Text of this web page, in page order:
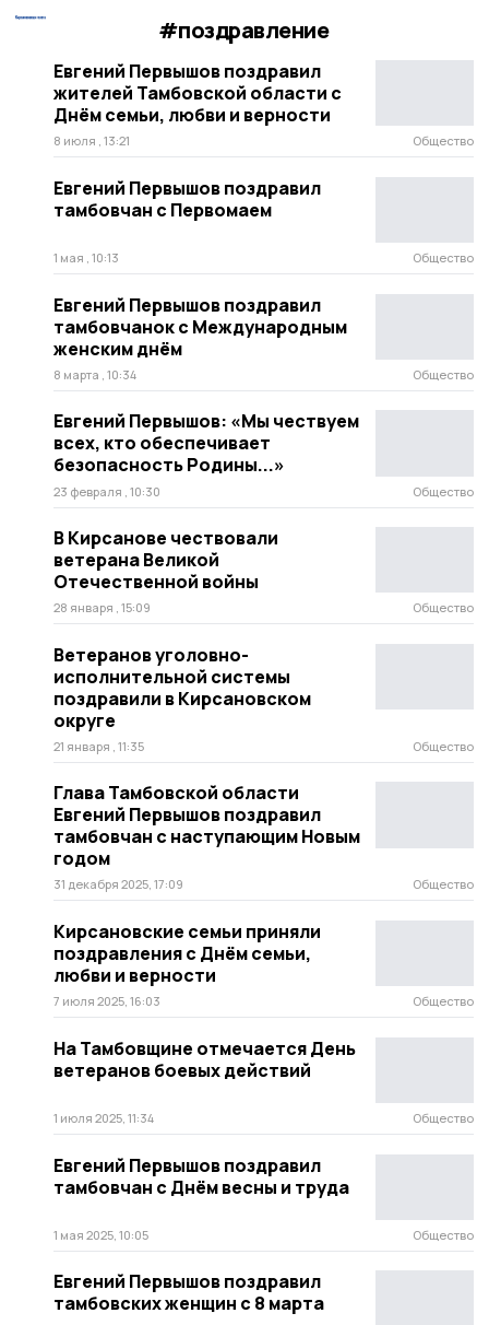
#поздравление
Евгений Первышов поздравил
жителей Тамбовской области с
Днём семьи, любви и верности
8 июля , 13:21 Общество
Евгений Первышов поздравил
тамбовчан с Первомаем
1 мая , 10:13 Общество
Евгений Первышов поздравил
тамбовчанок с Международным
женским днём
8 марта , 10:34 Общество
Евгений Первышов: «Мы чествуем
всех, кто обеспечивает
безопасность Родины...»
23 февраля , 10:30 Общество
В Кирсанове чествовали
ветерана Великой
Отечественной войны
28 января , 15:09 Общество
Ветеранов уголовно-
исполнительной системы
поздравили в Кирсановском
округе
21 января , 11:35 Общество
Глава Тамбовской области
Евгений Первышов поздравил
тамбовчан с наступающим Новым
годом
31 декабря 2025, 17:09 Общество
Кирсановские семьи приняли
поздравления с Днём семьи,
любви и верности
7 июля 2025, 16:03 Общество
На Тамбовщине отмечается День
ветеранов боевых действий
1 июля 2025, 11:34 Общество
Евгений Первышов поздравил
тамбовчан с Днём весны и труда
1 мая 2025, 10:05 Общество
Евгений Первышов поздравил
тамбовских женщин с 8 марта